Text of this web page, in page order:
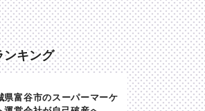
ンキング
県富谷市のスーパーマーケ